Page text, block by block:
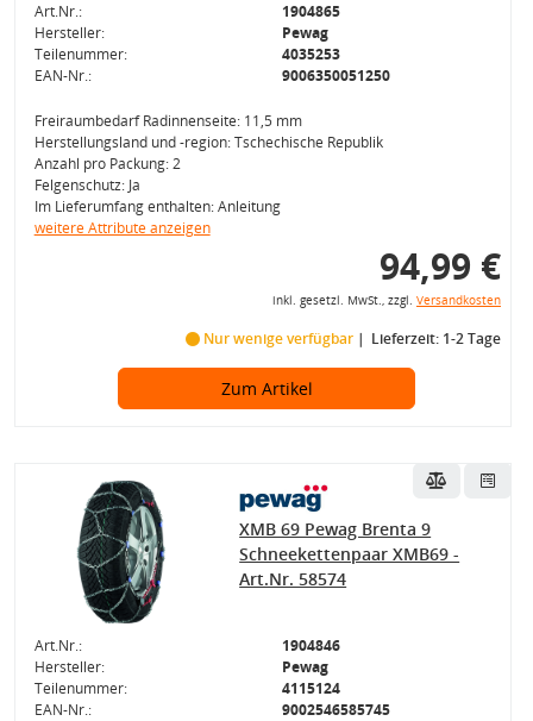
Art.Nr.:
1904865
Hersteller:
Pewag
Teilenummer:
4035253
EAN-Nr.:
9006350051250
Freiraumbedarf Radinnenseite: 11,5 mm
Herstellungsland und -region: Tschechische Republik
Anzahl pro Packung: 2
Felgenschutz: Ja
Im Lieferumfang enthalten: Anleitung
weitere Attribute anzeigen
94,99 €
inkl. gesetzl. MwSt., zzgl. Versandkosten
Nur wenige verfügbar Lieferzeit: 1-2 Tage
Zum Artikel
XMB 69 Pewag Brenta 9
Schneekettenpaar XMB69 -
Art.Nr. 58574
Art.Nr.:
1904846
Hersteller:
Pewag
Teilenummer:
4115124
EAN-Nr.:
9002546585745